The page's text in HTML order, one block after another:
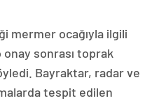
mermer ocağıyla ilgili
onay sonrası toprak
Bayraktar, radar ve
tespit edilen